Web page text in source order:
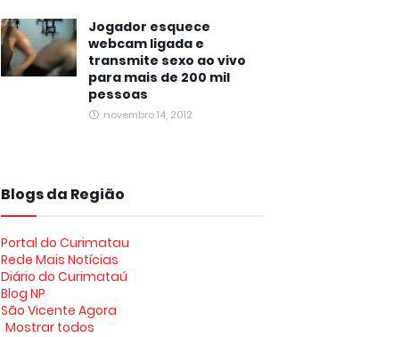
Jogador esquece
webcam ligada e
transmite sexo ao vivo
para mais de 200 mil
pessoas
novembro 14, 2012
Blogs da Região
Portal do Curimatau
Rede Mais Notícias
Diário do Curimataú
Blog NP
São Vicente Agora
Mostrar todos